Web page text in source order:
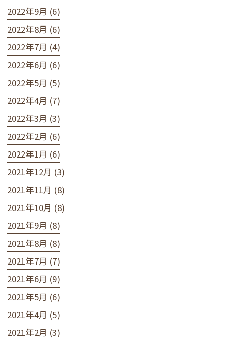
2022年9月 (6)
2022年8月 (6)
2022年7月 (4)
2022年6月 (6)
2022年5月 (5)
2022年4月 (7)
2022年3月 (3)
2022年2月 (6)
2022年1月 (6)
2021年12月 (3)
2021年11月 (8)
2021年10月 (8)
2021年9月 (8)
2021年8月 (8)
2021年7月 (7)
2021年6月 (9)
2021年5月 (6)
2021年4月 (5)
2021年2月 (3)